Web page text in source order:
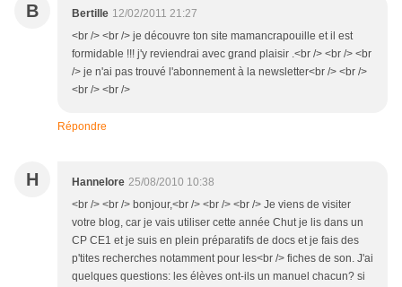
B Bertille 12/02/2011 21:27
<br /> <br /> je découvre ton site mamancrapouille et il est
formidable !!! j'y reviendrai avec grand plaisir .<br /> <br /> <br
/> je n'ai pas trouvé l'abonnement à la newsletter<br /> <br />
<br /> <br />
Répondre
H Hannelore 25/08/2010 10:38
<br /> <br /> bonjour,<br /> <br /> <br /> Je viens de visiter
votre blog, car je vais utiliser cette année Chut je lis dans un
CP CE1 et je suis en plein préparatifs de docs et je fais des
p'tites recherches notamment pour les<br /> fiches de son. J'ai
quelques questions: les élèves ont-ils un manuel chacun? si